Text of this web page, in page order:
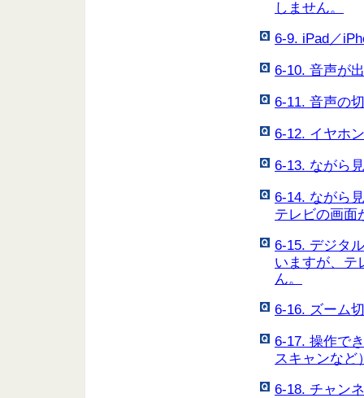
しません。
6-9. iPad／
6-10. 音声が
6-11. 音声の
6-12. イヤホ
6-13. ながら
6-14. ながら
テレビの画面
6-15. デジタ
いますが、テ
ん。
6-16. ズーム
6-17. 操作で
スキャンなど
6-18. チャン